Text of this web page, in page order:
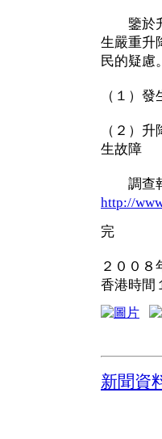
鑒於升
生嚴重升
民的疑慮
（１）
（２）
生故障
調查報
http://
完
２００８
香港時間
新聞資